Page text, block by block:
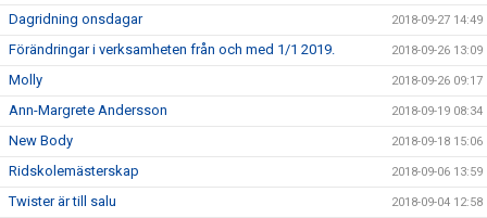
Dagridning onsdagar 2018-09-27 14:49
Förändringar i verksamheten från och med 1/1 2019. 2018-09-26 13:09
Molly 2018-09-26 09:17
Ann-Margrete Andersson 2018-09-19 08:34
New Body 2018-09-18 15:06
Ridskolemästerskap 2018-09-06 13:59
Twister är till salu 2018-09-04 12:58